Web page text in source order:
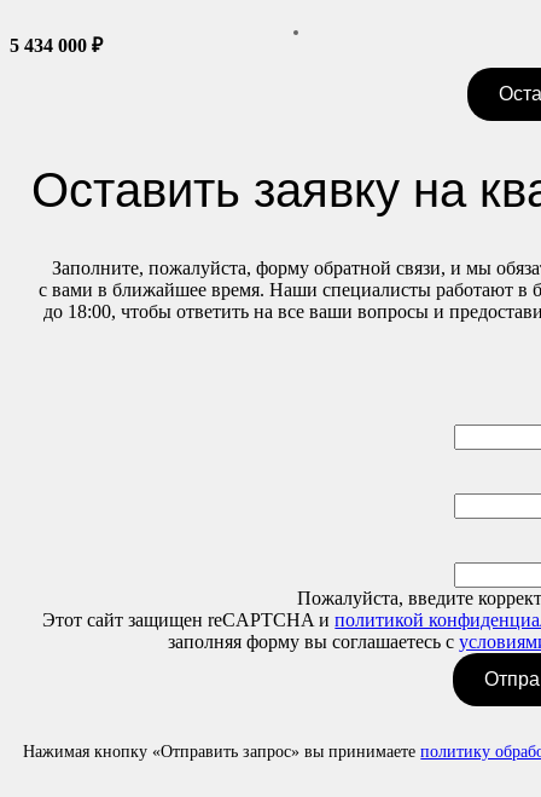
5 434 000 ₽
Оставить заявку на
Заполните, пожалуйста, форму обратной связи, и мы
с вами в ближайшее время. Наши специалисты работают в
до 18:00, чтобы ответить на все ваши вопросы и
Пожалуйста, введите
Этот сайт защищен reCAPTCHA иполитикой
заполняя форму вы соглашаетесь с
Нажимая кнопку «Отправить запрос» вы принимаетеполитику